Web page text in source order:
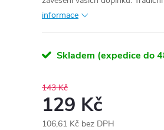
informace
Skladem (expedice do
143 Kč
129 Kč
106,61 Kč bez DPH